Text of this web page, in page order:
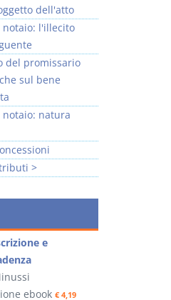
dell'atto
notaio: l'illecito
del promissario
sul bene
notaio: natura
>
e
ebook € 4,19